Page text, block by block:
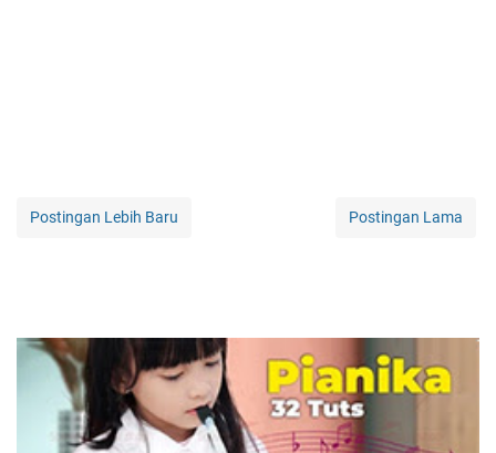
Postingan Lebih Baru Postingan Lama